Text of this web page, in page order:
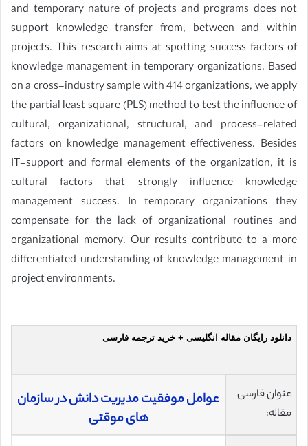
and temporary nature of projects and programs does not
support knowledge transfer from, between and within
projects. This research aims at spotting success factors of
knowledge management in temporary organizations. Based
on a cross-industry sample with 414 organizations, we apply
the partial least square (PLS) method to test the influence of
cultural, organizational, structural, and process-related
factors on knowledge management effectiveness. Besides
IT-support and formal elements of the organization, it is
cultural factors that strongly influence knowledge
management success. In temporary organizations they
compensate for the lack of organizational routines and
organizational memory. Our results contribute to a more
differentiated understanding of knowledge management in
project environments.
دانلود رایگان مقاله انگلیسی + خرید ترجمه فارسی
عنوان فارسی
مقاله:
عوامل موفقیت مدیریت دانش در سازمان
های موقتی